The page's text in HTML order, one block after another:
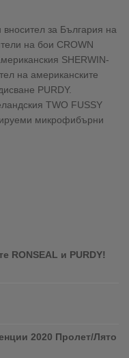
за България на
на бои CROWN
SHERWIN-
на американските
PURDY.
TWO FUSSY
микрофибърни
RONSEAL и PURDY!
2020 Пролет/Лято